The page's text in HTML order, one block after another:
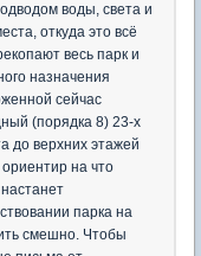
воды, света и
откуда это всё
весь парк и
назначения
сейчас
(порядка 8) 23-х
до верхних этажей
на что
парка на
смешно. Чтобы